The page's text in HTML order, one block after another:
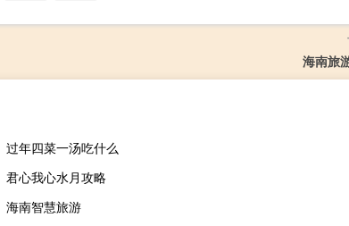
海南旅
过年四菜一汤吃什么
君心我心水月攻略
海南智慧旅游